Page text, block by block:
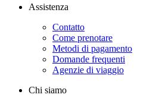
Assistenza
Contatto
Come prenotare
Metodi di pagamento
Domande frequenti
Agenzie di viaggio
Chi siamo